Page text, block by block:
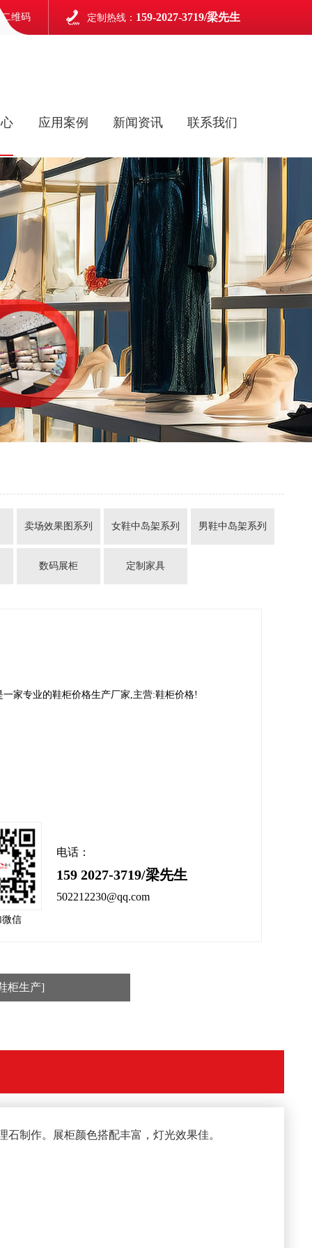
维码 定制热线： 159-2027-3719/梁先生
应用案例 新闻资讯 联系我们
卖场效果图系列 女鞋中岛架系列 男鞋中岛架系列
数码展柜 定制家具
家专业的鞋柜价格生产厂家,主营:鞋柜价格!
信
电话：
159 2027-3719/梁先生
502212230@qq.com
柜生产]
制作。展柜颜色搭配丰富，灯光效果佳。